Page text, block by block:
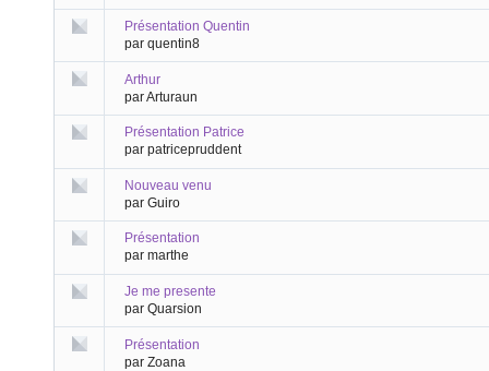
Présentation Quentin
par quentin8
Arthur
par Arturaun
Présentation Patrice
par patricepruddent
Nouveau venu
par Guiro
Présentation
par marthe
Je me presente
par Quarsion
Présentation
par Zoana